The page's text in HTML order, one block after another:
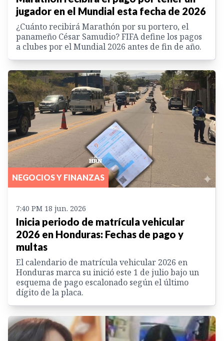
jugador en el Mundial esta fecha de 2026
¿Cuánto recibirá Marathón por su portero, el
panameño César Samudio? FIFA define los pagos
a clubes por el Mundial 2026 antes de fin de año.
NEGOCIOS Y FINANZAS
7:40 PM 18 jun. 2026
Inicia periodo de matrícula vehicular
2026 en Honduras: Fechas de pago y
multas
El calendario de matrícula vehicular 2026 en
Honduras marca su inició este 1 de julio bajo un
esquema de pago escalonado según el último
dígito de la placa.